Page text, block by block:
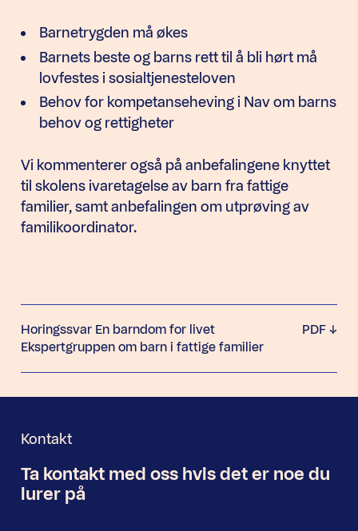
Barnetrygden må økes
Barnets beste og barns rett til å bli hørt må
lovfestes i sosialtjenesteloven
Behov for kompetanseheving i Nav om barns
behov og rettigheter
Vi kommenterer også på anbefalingene knyttet
til skolens ivaretagelse av barn fra fattige
familier, samt anbefalingen om utprøving av
familikoordinator.
Horingssvar En barndom for livet
Ekspertgruppen om barn i fattige familier
PDF
Kontakt
Nyhetsbrev
Ta kontakt med oss hvis det er noe du
lurer på